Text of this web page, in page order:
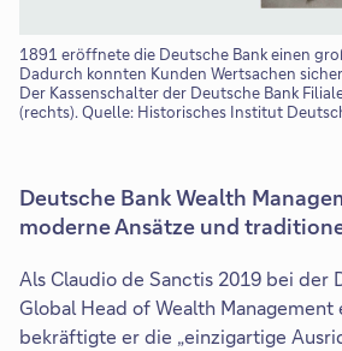
1891 eröffnete die Deutsche Bank einen
Dadurch konnten Kunden Wertsachen
Der Kassenschalter der Deutsche Bank
(rechts). Quelle: Historisches Institut
Deutsche Bank Wealth
moderne Ansätze und
Als Claudio de Sanctis 2019 bei der
Global Head of Wealth Management
bekräftigte er die „einzigartige